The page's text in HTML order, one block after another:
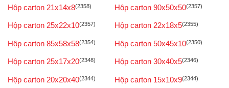
Hộp carton 21x14x8(2358) Hộp carton 90x50x50(2357)
Hộp carton 25x22x10(2357) Hộp carton 22x18x5(2355)
Hộp carton 85x58x58(2354) Hộp carton 50x45x10(2350)
Hộp carton 25x17x20(2348) Hộp carton 30x40x5(2346)
Hộp carton 20x20x40(2344) Hộp carton 15x10x9(2344)